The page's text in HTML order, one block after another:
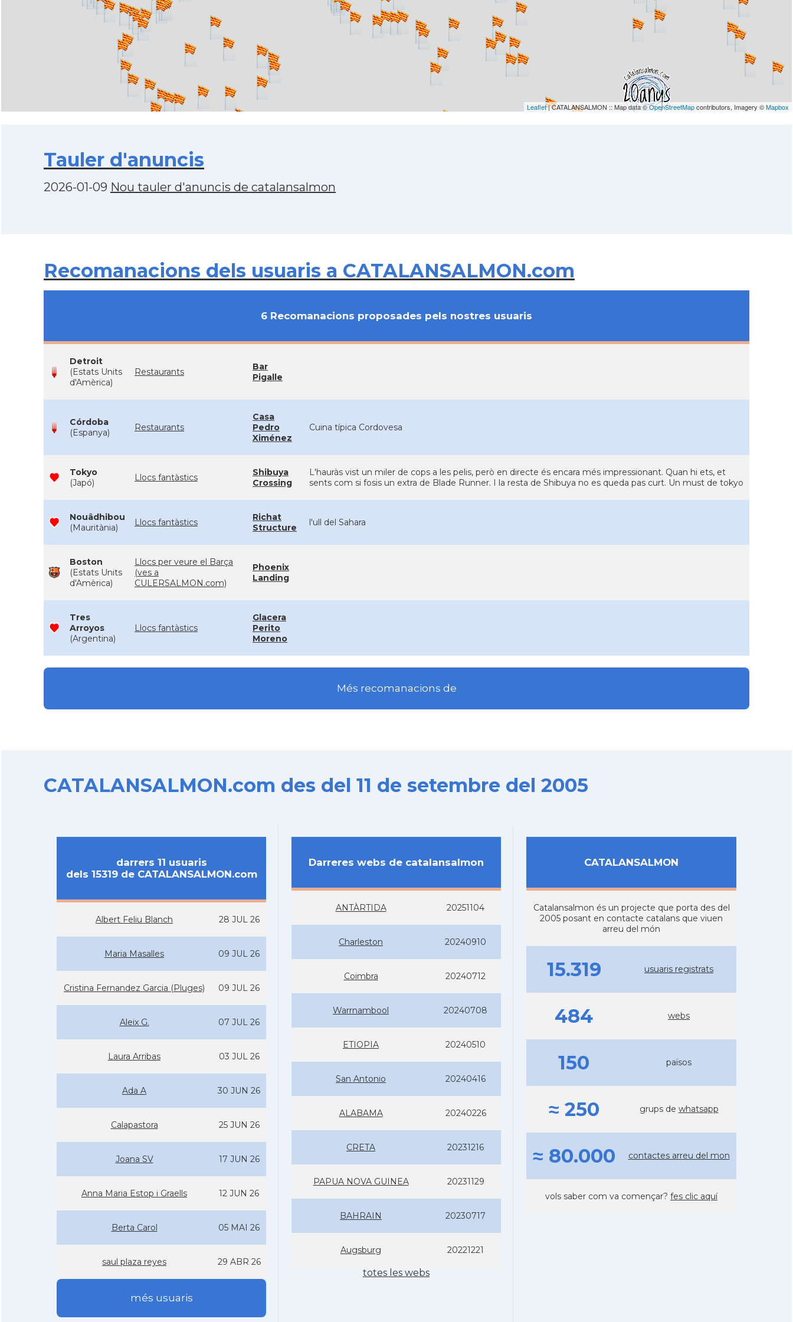
Leaflet| CATALANSALMON :: Map data ©OpenStreetMapcontributors, Imagery ©Mapbox
Tauler d'anuncis
2026-01-09 Nou tauler d'anuncis de catalansalmon
Recomanacions dels usuaris a CATALANSALMON.com
6 Recomanacions proposades pels nostres usuaris
Detroit
(Estats Units
d'Amèrica)
Restaurants
Bar
Pigalle
Córdoba
(Espanya)
Restaurants
Casa
Pedro
Ximénez
Cuina típica Cordovesa
Tokyo
(Japó)
Llocs fantàstics
Shibuya
Crossing
L'hauràs vist un miler de cops a les pelis, però en directe és encara més impressionant. Quan hi ets, et
sents com si fosis un extra de Blade Runner. I la resta de Shibuya no es queda pas curt. Un must de tokyo
Nouâdhibou
(Mauritània)
Llocs fantàstics
Richat
Structure
l'ull del Sahara
Boston
(Estats Units
d'Amèrica)
Llocs per veure el Barça
(ves a
CULERSALMON.com)
Phoenix
Landing
Tres
Arroyos
(Argentina)
Llocs fantàstics
Glacera
Perito
Moreno
Més recomanacions de
CATALANSALMON.com des del 11 de setembre del 2005
darrers 11 usuaris
dels 15319 de CATALANSALMON.com
Albert Feliu Blanch 28 JUL 26
Maria Masalles 09 JUL 26
Cristina Fernandez Garcia (Pluges) 09 JUL 26
Aleix G. 07 JUL 26
Laura Arribas 03 JUL 26
Ada A 30 JUN 26
Calapastora 25 JUN 26
Joana SV 17 JUN 26
Anna Maria Estop i Graells 12 JUN 26
Berta Carol 05 MAI 26
saul plaza reyes 29 ABR 26
més usuaris
Darreres webs de catalansalmon
ANTÀRTIDA 20251104
Charleston 20240910
Coimbra 20240712
Warrnambool 20240708
ETIOPIA 20240510
San Antonio 20240416
ALABAMA 20240226
CRETA 20231216
PAPUA NOVA GUINEA 20231129
BAHRAIN 20230717
Augsburg 20221221
totes les webs
CATALANSALMON
Catalansalmon és un projecte que porta des del
2005 posant en contacte catalans que viuen
arreu del món
15.319 usuaris registrats
484 webs
150 països
≈ 250 grups de whatsapp
≈ 80.000 contactes arreu del mon
vols saber com va començar? fes clic aquí